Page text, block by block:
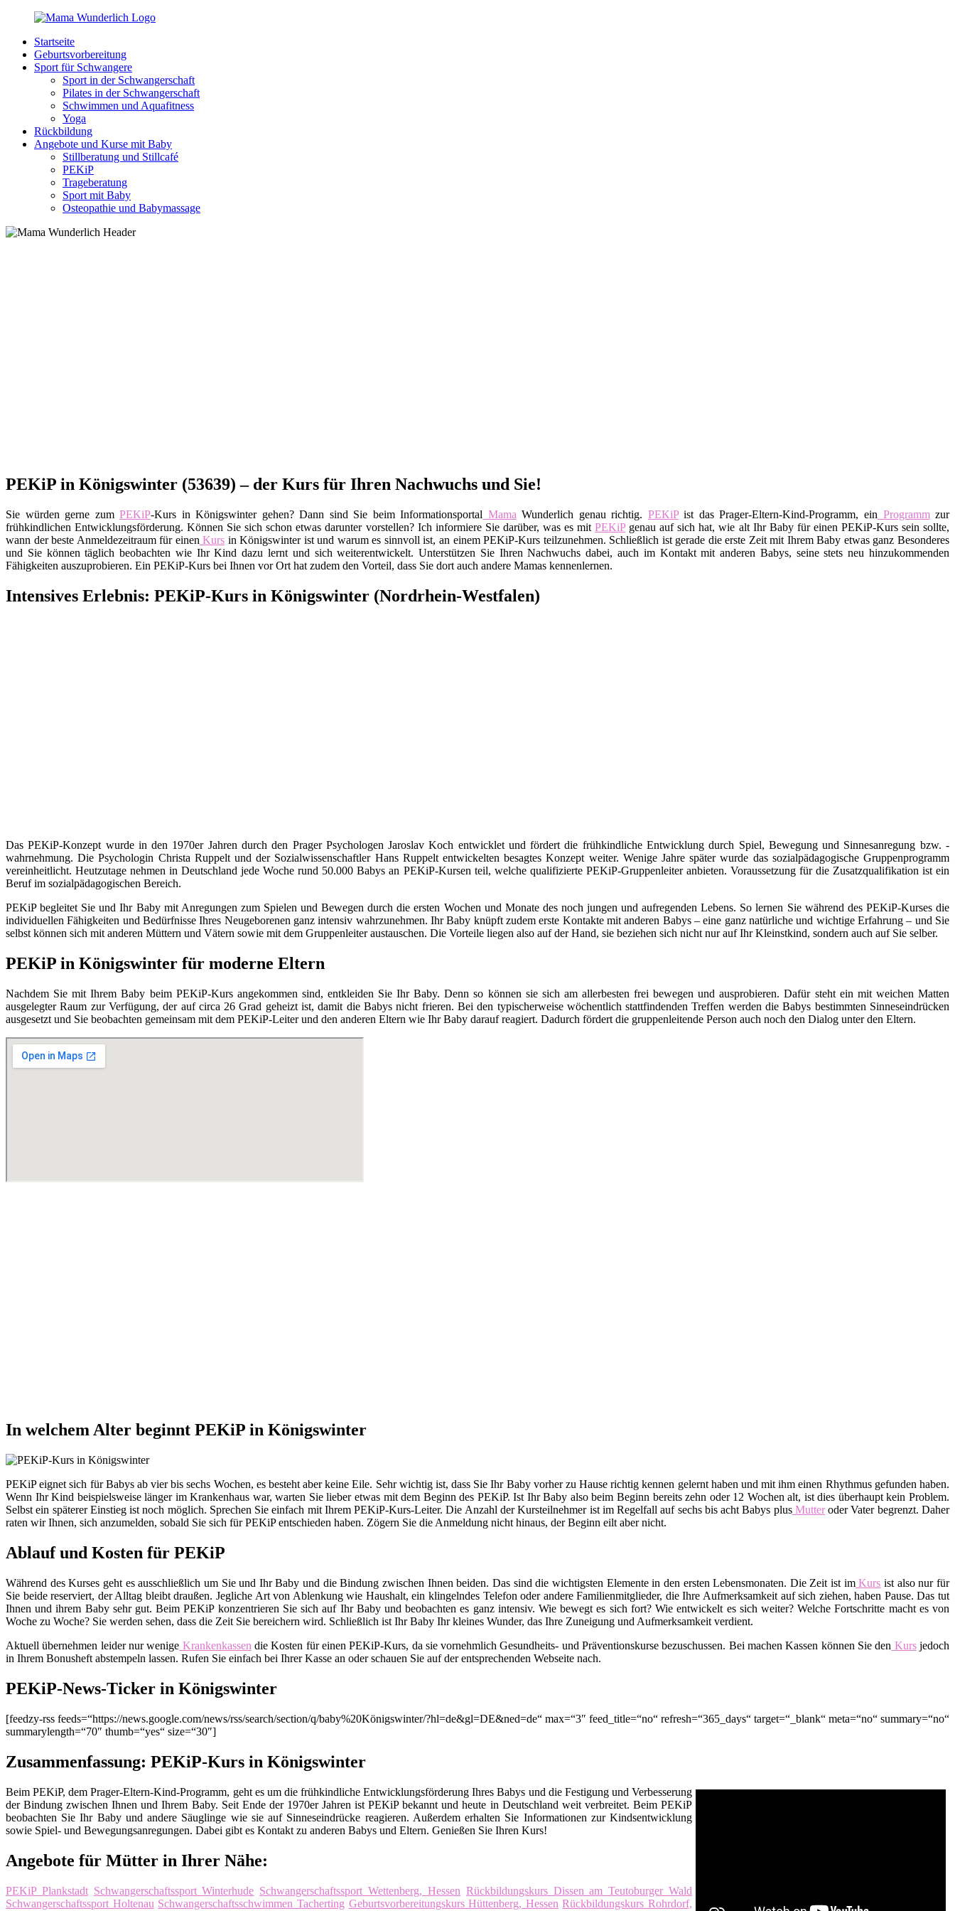
Zurück
Inhalt
MamaWunderlich.de
Mutti
sein
wunderbar!
Startseite
Geburtsvorbereitung
Sport für Schwangere
Sport in der Schwangerschaft
Pilates in der Schwangerschaft
Schwimmen und Aquafitness
Yoga
Rückbildung
Angebote und Kurse mit Baby
Stillberatung und Stillcafé
PEKiP
Trageberatung
Sport mit Baby
Osteopathie und Babymassage
PEKiP in Königswinter (53639) – der Kurs für Ihren Nachwuchs und Sie!
Sie würden gerne zumPEKiP-Kurs in Königswinter gehen? Dann sind Sie beim Informationsportal Mama Wunderlich genau richtig. PEKiPist das Prager-Eltern-Kind-Programm, ein Programmzur
frühkindlichen Entwicklungsförderung. Können Sie sich schon etwas darunter vorstellen? Ich informiere Sie darüber, was es mitPEKiPgenau auf sich hat, wie alt Ihr Baby für einen PEKiP-Kurs sein sollte,
wann der beste Anmeldezeitraum für einen Kurs in Königswinter ist und warum es sinnvoll ist, an einem PEKiP-Kurs teilzunehmen. Schließlich ist gerade die erste Zeit mit Ihrem Baby etwas ganz Besonderes
und Sie können täglich beobachten wie Ihr Kind dazu lernt und sich weiterentwickelt. Unterstützen Sie Ihren Nachwuchs dabei, auch im Kontakt mit anderen Babys, seine stets neu hinzukommenden
Fähigkeiten auszuprobieren. Ein PEKiP-Kurs bei Ihnen vor Ort hat zudem den Vorteil, dass Sie dort auch andere Mamas kennenlernen.
Intensives Erlebnis: PEKiP-Kurs in Königswinter (Nordrhein-Westfalen)
Das PEKiP-Konzept wurde in den 1970er Jahren durch den Prager Psychologen Jaroslav Koch entwicklet und fördert die frühkindliche Entwicklung durch Spiel, Bewegung und Sinnesanregung bzw. -
wahrnehmung. Die Psychologin Christa Ruppelt und der Sozialwissenschaftler Hans Ruppelt entwickelten besagtes Konzept weiter. Wenige Jahre später wurde das sozialpädagogische Gruppenprogramm
vereinheitlicht. Heutzutage nehmen in Deutschland jede Woche rund 50.000 Babys an PEKiP-Kursen teil, welche qualifizierte PEKiP-Gruppenleiter anbieten. Voraussetzung für die Zusatzqualifikation ist ein
Beruf im sozialpädagogischen Bereich.
PEKiP begleitet Sie und Ihr Baby mit Anregungen zum Spielen und Bewegen durch die ersten Wochen und Monate des noch jungen und aufregenden Lebens. So lernen Sie während des PEKiP-Kurses die
individuellen Fähigkeiten und Bedürfnisse Ihres Neugeborenen ganz intensiv wahrzunehmen. Ihr Baby knüpft zudem erste Kontakte mit anderen Babys – eine ganz natürliche und wichtige Erfahrung – und Sie
selbst können sich mit anderen Müttern und Vätern sowie mit dem Gruppenleiter austauschen. Die Vorteile liegen also auf der Hand, sie beziehen sich nicht nur auf Ihr Kleinstkind, sondern auch auf Sie selber.
PEKiP in Königswinter für moderne Eltern
Nachdem Sie mit Ihrem Baby beim PEKiP-Kurs angekommen sind, entkleiden Sie Ihr Baby. Denn so können sie sich am allerbesten frei bewegen und ausprobieren. Dafür steht ein mit weichen Matten
ausgelegter Raum zur Verfügung, der auf circa 26 Grad geheizt ist, damit die Babys nicht frieren. Bei den typischerweise wöchentlich stattfindenden Treffen werden die Babys bestimmten Sinneseindrücken
ausgesetzt und Sie beobachten gemeinsam mit dem PEKiP-Leiter und den anderen Eltern wie Ihr Baby darauf reagiert. Dadurch fördert die gruppenleitende Person auch noch den Dialog unter den Eltern.
In welchem Alter beginnt PEKiP in Königswinter
PEKiP eignet sich für Babys ab vier bis sechs Wochen, es besteht aber keine Eile. Sehr wichtig ist, dass Sie Ihr Baby vorher zu Hause richtig kennen gelernt haben und mit ihm einen Rhythmus gefunden haben.
Wenn Ihr Kind beispielsweise länger im Krankenhaus war, warten Sie lieber etwas mit dem Beginn des PEKiP. Ist Ihr Baby also beim Beginn bereits zehn oder 12 Wochen alt, ist dies überhaupt kein Problem.
Selbst ein späterer Einstieg ist noch möglich. Sprechen Sie einfach mit Ihrem PEKiP-Kurs-Leiter. Die Anzahl der Kursteilnehmer ist im Regelfall auf sechs bis acht Babys plusMutteroder Vater begrenzt. Daher
raten wir Ihnen, sich anzumelden, sobald Sie sich für PEKiP entschieden haben. Zögern Sie die Anmeldung nicht hinaus, der Beginn eilt aber nicht.
Ablauf und Kosten für PEKiP
Während des Kurses geht es ausschließlich um Sie und Ihr Baby und die Bindung zwischen Ihnen beiden. Das sind die wichtigsten Elemente in den ersten Lebensmonaten. Die Zeit ist imKurs ist also nur für
Sie beide reserviert, der Alltag bleibt draußen. Jegliche Art von Ablenkung wie Haushalt, ein klingelndes Telefon oder andere Familienmitglieder, die Ihre Aufmerksamkeit auf sich ziehen, haben Pause. Das tut
Ihnen und ihrem Baby sehr gut. Beim PEKiP konzentrieren Sie sich auf Ihr Baby und beobachten es ganz intensiv. Wie bewegt es sich fort? Wie entwickelt es sich weiter? Welche Fortschritte macht es von
Woche zu Woche? Sie werden sehen, dass die Zeit Sie bereichern wird. Schließlich ist Ihr Baby Ihr kleines Wunder, das Ihre Zuneigung und Aufmerksamkeit verdient.
Aktuell übernehmen leider nur wenige Krankenkassen die Kosten für einen PEKiP-Kurs, da sie vornehmlich Gesundheits- und Präventionskurse bezuschussen. Bei machen Kassen können Sie den Kursjedoch
in Ihrem Bonusheft abstempeln lassen. Rufen Sie einfach bei Ihrer Kasse an oder schauen Sie auf der entsprechenden Webseite nach.
PEKiP-News-Ticker in Königswinter
[feedzy-rss feeds=“https://news.google.com/news/rss/search/section/q/baby%20Königswinter/?hl=de&gl=DE&ned=de“ max=“3″ feed_title=“no“ refresh=“365_days“ target=“_blank“ meta=“no“ summary=“no“
summarylength=“70″ thumb=“yes“ size=“30″]
Zusammenfassung: PEKiP-Kurs in Königswinter
Beim PEKiP, dem Prager-Eltern-Kind-Programm, geht es um die frühkindliche Entwicklungsförderung Ihres Babys und die Festigung und Verbesserung
der Bindung zwischen Ihnen und Ihrem Baby. Seit Ende der 1970er Jahren ist PEKiP bekannt und heute in Deutschland weit verbreitet. Beim PEKiP
beobachten Sie Ihr Baby und andere Säuglinge wie sie auf Sinneseindrücke reagieren. Außerdem erhalten Sie Informationen zur Kindsentwicklung
sowie Spiel- und Bewegungsanregungen. Dabei gibt es Kontakt zu anderen Babys und Eltern. Genießen Sie Ihren Kurs!
Angebote für Mütter in Ihrer Nähe:
PEKiP Plankstadt Schwangerschaftssport Winterhude Schwangerschaftssport Wettenberg, Hessen Rückbildungskurs Dissen am Teutoburger Wald
Schwangerschaftssport Holtenau Schwangerschaftsschwimmen Tacherting Geburtsvorbereitungskurs Hüttenberg, Hessen Rückbildungskurs Rohrdorf,